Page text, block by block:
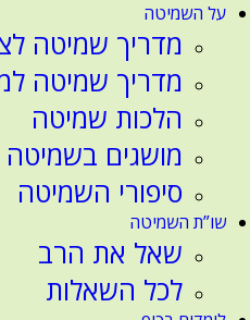
על השמיטה
מדריך שמיטה
מדריך שמיטה
הלכות שמיטה
מושגים בשמיטה
סיפורי השמיטה
שו”ת השמיטה
שאל את הרב
לכל השאלות